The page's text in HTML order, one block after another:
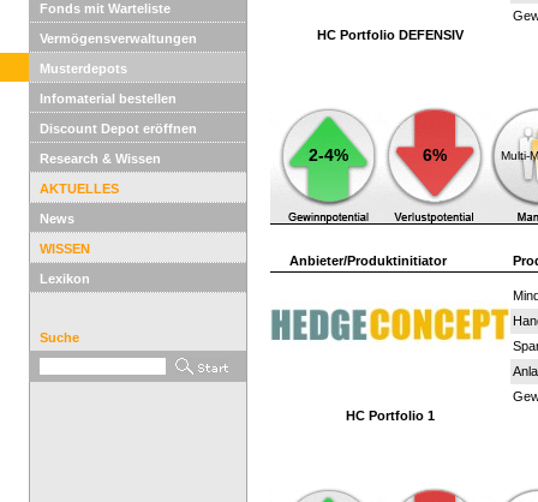
Fonds mit Warteliste
Vermögensverwaltungen
Musterdepots
Infomaterial bestellen
Discount Depot eröffnen
Research & Wissen
AKTUELLES
News
WISSEN
Lexikon
Suche
HC Portfolio DEFENSIV
2-4% 6% Multi-
Anbieter/Produktinitiator
HC Portfolio 1